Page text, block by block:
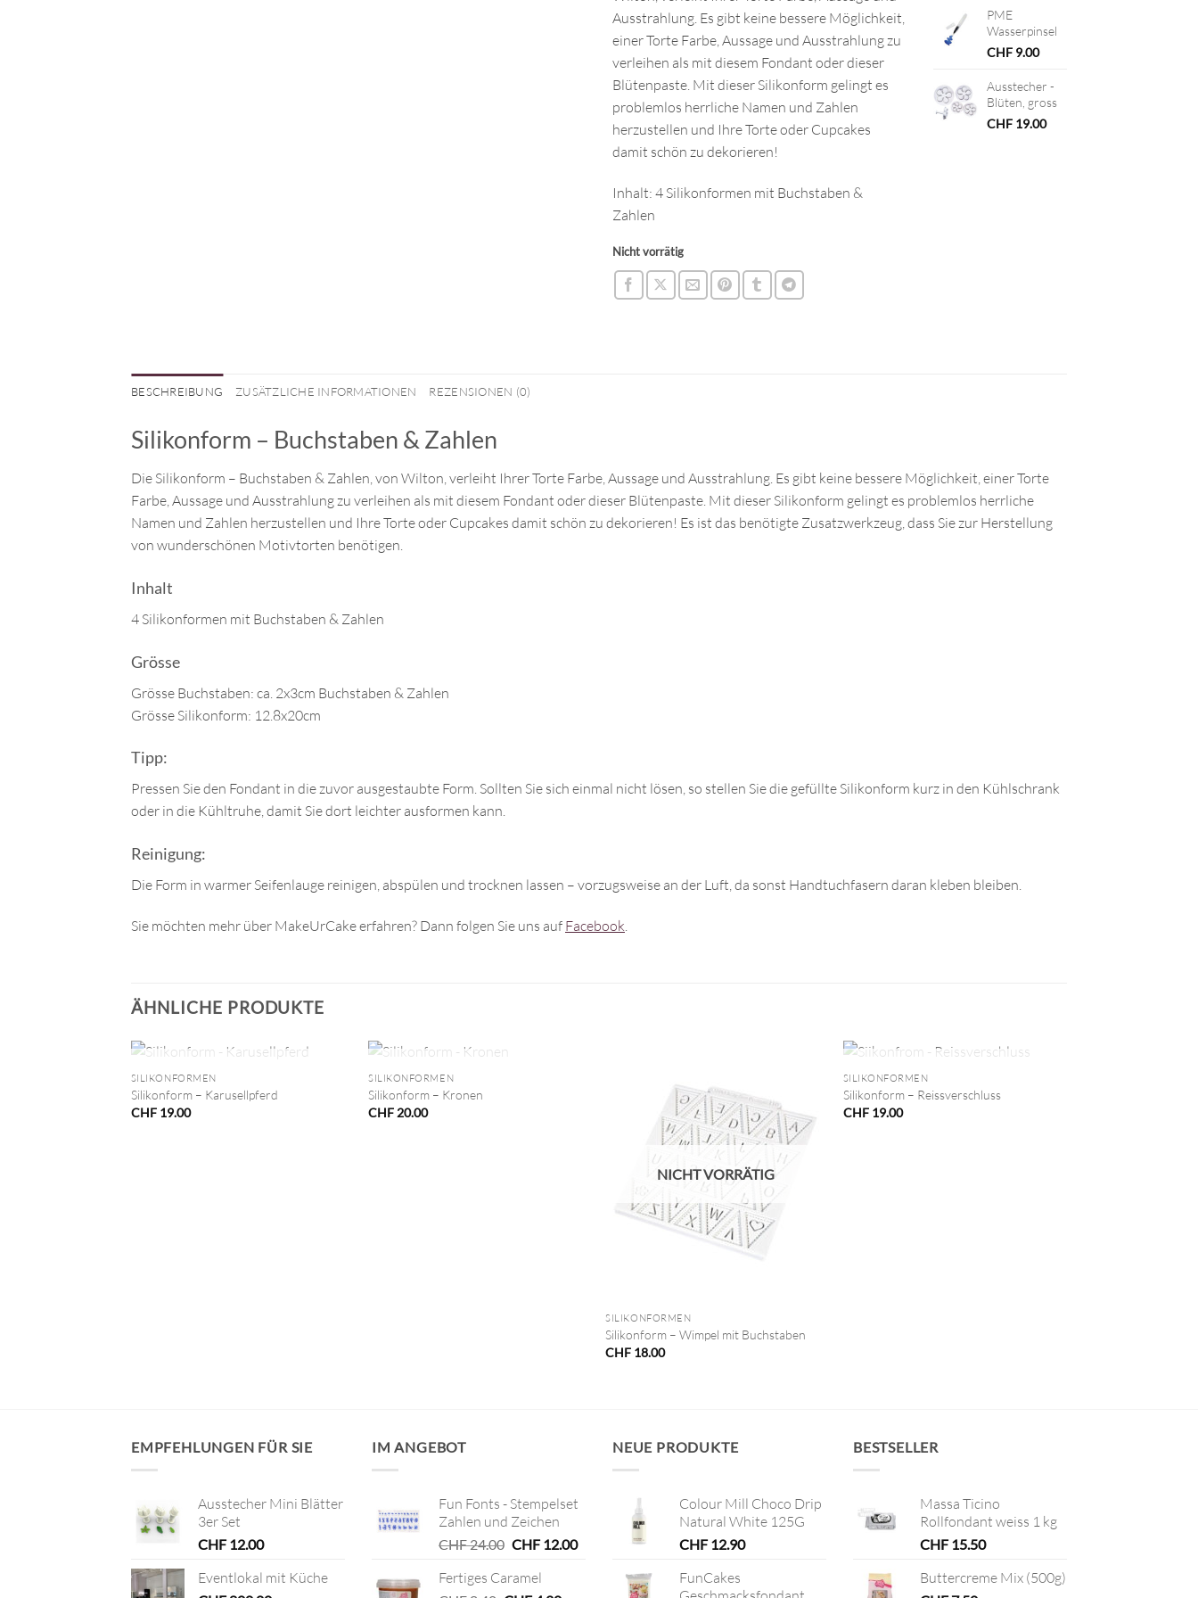
Ausstrahlung. Es gibt keine bessere Möglichkeit,
einer Torte Farbe, Aussage und Ausstrahlung zu
verleihen als mit diesem Fondant oder dieser
Blütenpaste. Mit dieser Silikonform gelingt es
problemlos herrliche Namen und Zahlen
herzustellen und Ihre Torte oder Cupcakes
damit schön zu dekorieren!
Inhalt: 4 Silikonformen mit Buchstaben &
Zahlen
Nicht vorrätig
PME
Wasserpinsel
CHF 9.00
Ausstecher -
Blüten, gross
CHF 19.00
BESCHREIBUNG ZUSÄTZLICHE INFORMATIONEN REZENSIONEN (0)
Silikonform – Buchstaben & Zahlen
Die Silikonform – Buchstaben & Zahlen, von Wilton, verleiht Ihrer Torte Farbe, Aussage und Ausstrahlung. Es gibt keine bessere Möglichkeit, einer Torte
Farbe, Aussage und Ausstrahlung zu verleihen als mit diesem Fondant oder dieser Blütenpaste. Mit dieser Silikonform gelingt es problemlos herrliche
Namen und Zahlen herzustellen und Ihre Torte oder Cupcakes damit schön zu dekorieren! Es ist das benötigte Zusatzwerkzeug, dass Sie zur Herstellung
von wunderschönen Motivtorten benötigen.
Inhalt
4 Silikonformen mit Buchstaben & Zahlen
Grösse
Grösse Buchstaben: ca. 2x3cm Buchstaben & Zahlen
Grösse Silikonform: 12.8x20cm
Tipp:
Pressen Sie den Fondant in die zuvor ausgestaubte Form. Sollten Sie sich einmal nicht lösen, so stellen Sie die gefüllte Silikonform kurz in den Kühlschrank
oder in die Kühltruhe, damit Sie dort leichter ausformen kann.
Reinigung:
Die Form in warmer Seifenlauge reinigen, abspülen und trocknen lassen – vorzugsweise an der Luft, da sonst Handtuchfasern daran kleben bleiben.
Sie möchten mehr über MakeUrCake erfahren? Dann folgen Sie uns auf Facebook
ÄHNLICHE PRODUKTE
+
NICHT VORRÄTIG
SILIKONFORMEN
Silikonform – Karusellpferd
CHF19.00
+
NICHT VORRÄTIG
SILIKONFORMEN
Silikonform – Kronen
CHF 20.00
NICHT VORRÄTIG
SILIKONFORMEN
Silikonform – Wimpel mit Buchstaben
CHF 18.00
+
NICHT VORRÄTIG
SILIKONFORMEN
Silikonform – Reissverschluss
CHF19.00
EMPFEHLUNGEN FÜR SIE
Ausstecher Mini Blätter
3er Set
CHF12.00
Eventlokal mit Küche
IM ANGEBOT
Fun Fonts - Stempelset
Zahlen und Zeichen
CHF24.00 Ursprünglicher
war:
CHF12.00Aktueller
Fertiges Caramel
NEUE PRODUKTE
Colour Mill Choco Drip
Natural White 125G
CHF12.90
FunCakes
BESTSELLER
Massa Ticino
Rollfondant weiss 1 kg
CHF15.50
Buttercreme Mix (500g)